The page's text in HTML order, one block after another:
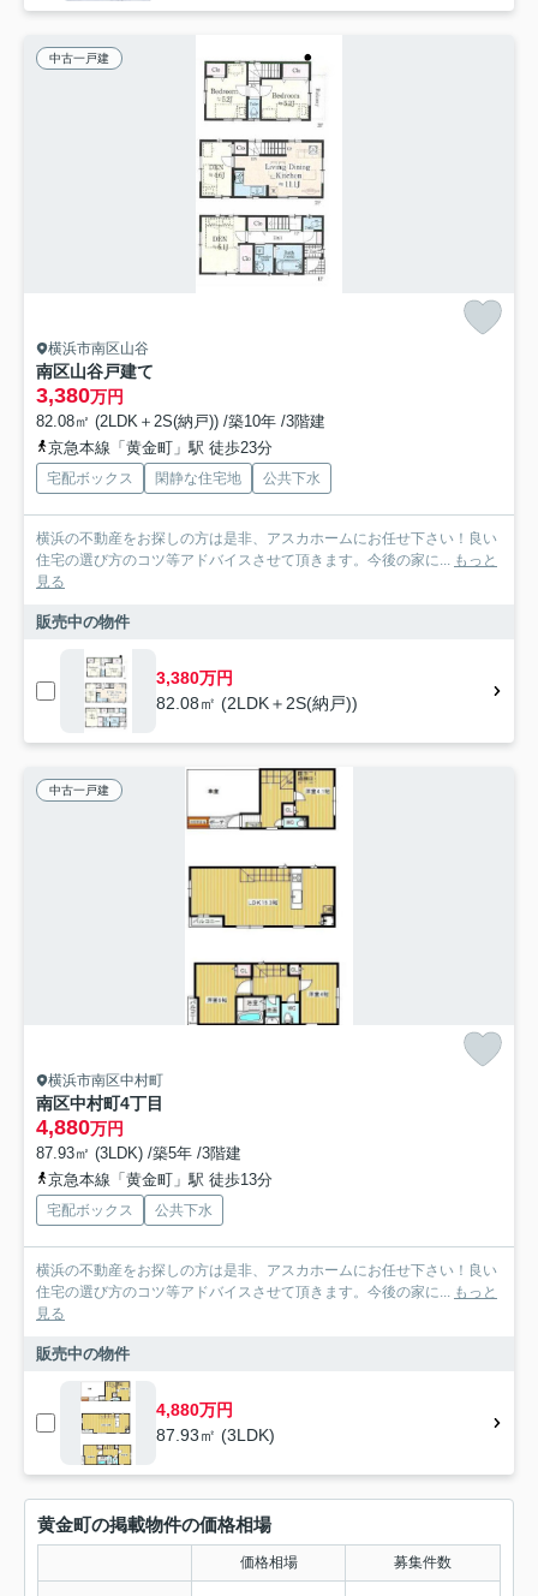
中古一戸建
横浜市南区山谷
南区山谷戸建て
3,380万円
82.08㎡ (2LDK＋2S(納戸)) /築10年 /3階建
京急本線「黄金町」駅 徒歩23分
宅配ボックス 閑静な住宅地 公共下水
横浜の不動産をお探しの方は是非、アスカホームにお任せ下さい！良い
住宅の選び方のコツ等アドバイスさせて頂きます。今後の家に... もっと
見る
販売中の物件
3,380万円
82.08㎡ (2LDK＋2S(納戸))
中古一戸建
横浜市南区中村町
南区中村町4丁目
4,880万円
87.93㎡ (3LDK) /築5年 /3階建
京急本線「黄金町」駅 徒歩13分
宅配ボックス 公共下水
横浜の不動産をお探しの方は是非、アスカホームにお任せ下さい！良い
住宅の選び方のコツ等アドバイスさせて頂きます。今後の家に... もっと
見る
販売中の物件
4,880万円
87.93㎡ (3LDK)
黄金町の掲載物件の価格相場
価格相場 募集件数